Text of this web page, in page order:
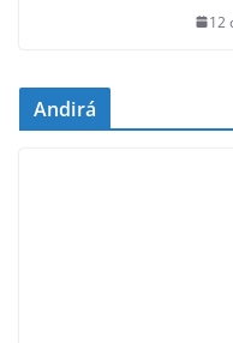
12
Andirá